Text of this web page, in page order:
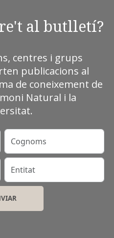
al butlletí?
centres i grups
publicacions al
de coneixement de
Natural i la
Cognoms
Entitat